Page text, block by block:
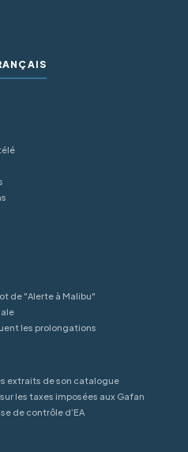
de "Alerte à Malibu"
les prolongations
extraits de son catalogue
les taxes imposées aux Gafan
de contrôle d’EA